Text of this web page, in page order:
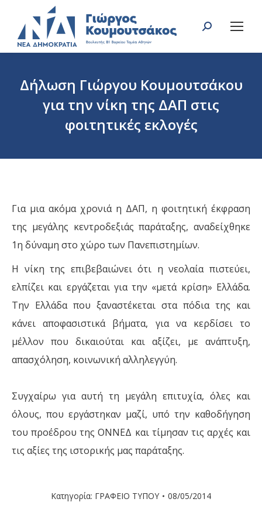
Search:
Δήλωση Γιώργου Κουμουτσάκου
για την νίκη της ΔΑΠ στις
φοιτητικές εκλογές
Για μια ακόμα χρονιά η ΔΑΠ, η φοιτητική έκφραση
της μεγάλης κεντροδεξιάς παράταξης, αναδείχθηκε
1η δύναμη στο χώρο των Πανεπιστημίων.
Η νίκη της επιβεβαιώνει ότι η νεολαία πιστεύει,
ελπίζει και εργάζεται για την «μετά κρίση» Ελλάδα.
Την Ελλάδα που ξαναστέκεται στα πόδια της και
κάνει αποφασιστικά βήματα, για να κερδίσει το
μέλλον που δικαιούται και αξίζει, με ανάπτυξη,
απασχόληση, κοινωνική αλληλεγγύη.
Συγχαίρω για αυτή τη μεγάλη επιτυχία, όλες και
όλους, που εργάστηκαν μαζί, υπό την καθοδήγηση
του προέδρου της ΟΝΝΕΔ και τίμησαν τις αρχές και
τις αξίες της ιστορικής μας παράταξης.
Κατηγορία: ΓΡΑΦΕΙΟ ΤΥΠΟΥ
08/05/2014